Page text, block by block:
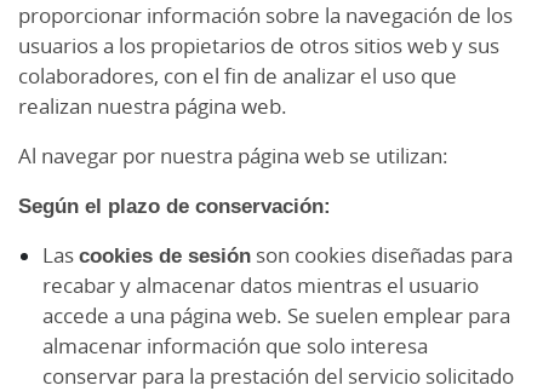
proporcionar información sobre la navegación de los
usuarios a los propietarios de otros sitios web y sus
colaboradores, con el fin de analizar el uso que
realizan nuestra página web.
Al navegar por nuestra página web se utilizan:
Según el plazo de conservación:
Lascookies de sesión son cookies diseñadas para
recabar y almacenar datos mientras el usuario
accede a una página web. Se suelen emplear para
almacenar información que solo interesa
conservar para la prestación del servicio solicitado